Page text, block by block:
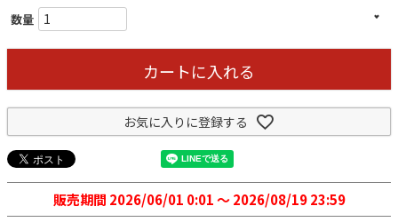
カートに入れる
お気に入りに登録する
販売期間 2026/06/01 0:01〜 2026/08/19 23:59